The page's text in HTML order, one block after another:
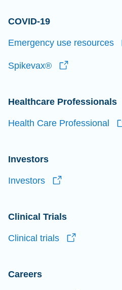
COVID-19
Emergency use resources
Spikevax®
Healthcare Professionals
Health Care Professional
Investors
Investors
Clinical Trials
Clinical trials
Careers